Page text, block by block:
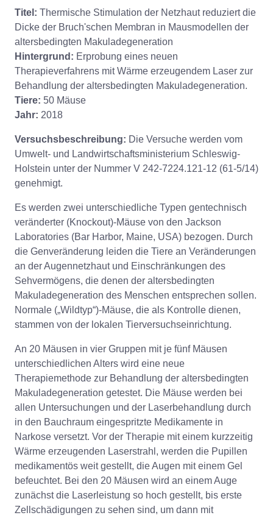
Titel: Thermische Stimulation der Netzhaut reduziert die
Dicke der Bruch'schen Membran in Mausmodellen der
altersbedingten Makuladegeneration
Hintergrund: Erprobung eines neuen
Therapieverfahrens mit Wärme erzeugendem Laser zur
Behandlung der altersbedingten Makuladegeneration.
Tiere: 50 Mäuse
Jahr: 2018
Versuchsbeschreibung: Die Versuche werden vom
Umwelt- und Landwirtschaftsministerium Schleswig-
Holstein unter der Nummer V 242-7224.121-12 (61-5/14)
genehmigt.
Es werden zwei unterschiedliche Typen gentechnisch
veränderter (Knockout)-Mäuse von den Jackson
Laboratories (Bar Harbor, Maine, USA) bezogen. Durch
die Genveränderung leiden die Tiere an Veränderungen
an der Augennetzhaut und Einschränkungen des
Sehvermögens, die denen der altersbedingten
Makuladegeneration des Menschen entsprechen sollen.
Normale („Wildtyp“)-Mäuse, die als Kontrolle dienen,
stammen von der lokalen Tierversuchseinrichtung.
An 20 Mäusen in vier Gruppen mit je fünf Mäusen
unterschiedlichen Alters wird eine neue
Therapiemethode zur Behandlung der altersbedingten
Makuladegeneration getestet. Die Mäuse werden bei
allen Untersuchungen und der Laserbehandlung durch
in den Bauchraum eingespritzte Medikamente in
Narkose versetzt. Vor der Therapie mit einem kurzzeitig
Wärme erzeugenden Laserstrahl, werden die Pupillen
medikamentös weit gestellt, die Augen mit einem Gel
befeuchtet. Bei den 20 Mäusen wird an einem Auge
zunächst die Laserleistung so hoch gestellt, bis erste
Zellschädigungen zu sehen sind, um dann mit